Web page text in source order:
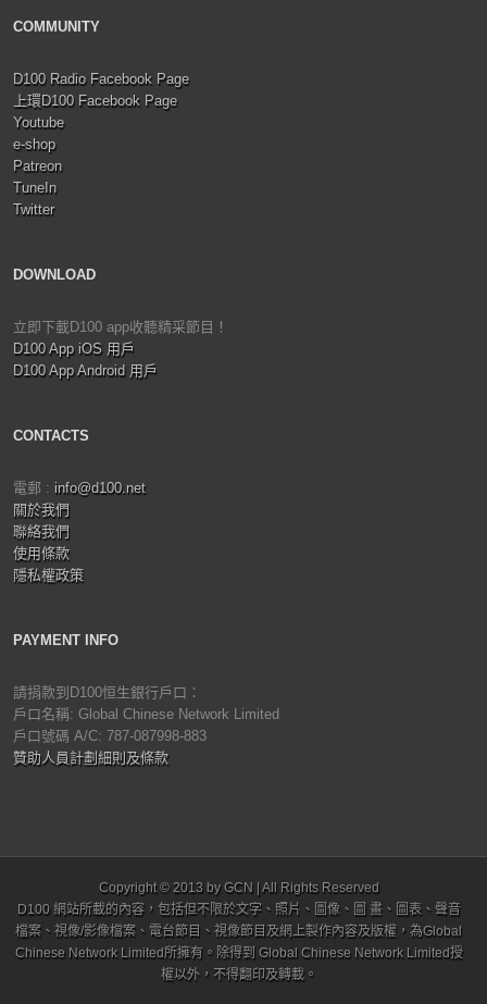
COMMUNITY
D100 Radio Facebook Page
上環D100 Facebook Page
Youtube
e-shop
Patreon
TuneIn
Twitter
DOWNLOAD
立即下載D100 app收聽精采節目！
D100 App iOS 用戶
D100 App Android 用戶
CONTACTS
電郵 : info@d100.net
關於我們
聯絡我們
使用條款
隱私權政策
PAYMENT INFO
請捐款到D100恒生銀行戶口：
戶口名稱: Global Chinese Network Limited
戶口號碼 A/C: 787-087998-883
贊助人員計劃細則及條款
Copyright © 2013 by GCN | All Rights Reserved
D100 網站所載的內容，包括但不限於文字、照片、圖像、圖 畫、圖表、聲音
檔案、視像/影像檔案、電台節目、視像節目及網上製作內容及版權，為Global
Chinese Network Limited所擁有。除得到 Global Chinese Network Limited授
權以外，不得翻印及轉載。